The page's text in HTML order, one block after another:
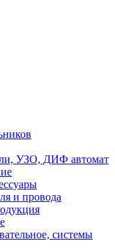
УЗО, ДИФ автомат
и провода
системы